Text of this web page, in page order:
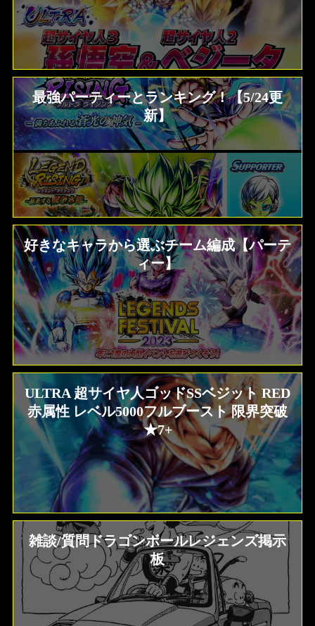
最強パーティーとランキング！【5/24更
新】
好きなキャラから選ぶチーム編成【パーテ
ィー】
ULTRA 超サイヤ人ゴッドSSベジット RED
赤属性 レベル5000フルブースト 限界突破
★7+
雑談/質問ドラゴンボールレジェンズ掲示
板